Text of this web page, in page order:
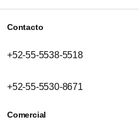
Contacto
+52-55-5538-5518
+52-55-5530-8671
Comercial